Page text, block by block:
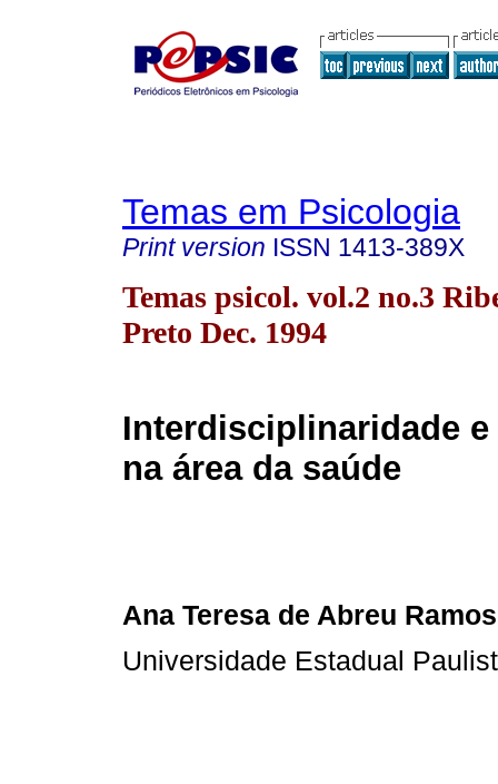
Temas em Psicologia
Print version ISSN 1413-389X
Temas psicol. vol.2 no.3
Preto Dec. 1994
Interdisciplinaridade
na área da saúde
Ana Teresa de Abreu
Universidade Estadual